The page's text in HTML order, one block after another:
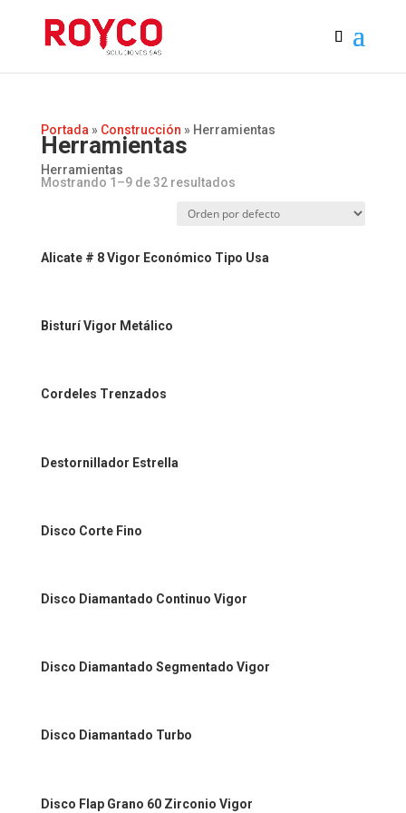
Portada » Construcción » Herramientas
Herramientas
Herramientas
Mostrando 1–9 de 32 resultados
Alicate # 8 Vigor Económico Tipo Usa
Bisturí Vigor Metálico
Cordeles Trenzados
Destornillador Estrella
Disco Corte Fino
Disco Diamantado Continuo Vigor
Disco Diamantado Segmentado Vigor
Disco Diamantado Turbo
Disco Flap Grano 60 Zirconio Vigor